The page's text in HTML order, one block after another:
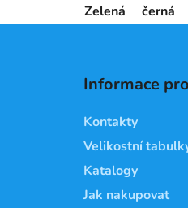
Zelená černá
Informace
Kontakty
Velikostní
Katalogy
Jak nakupovat